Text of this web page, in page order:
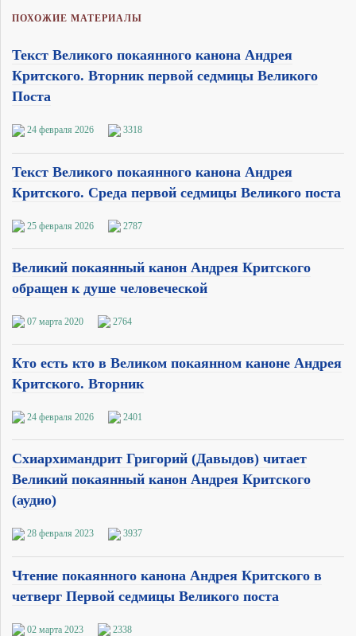
ПОХОЖИЕ МАТЕРИАЛЫ
Текст Великого покаянного канона Андрея
Критского. Вторник первой седмицы Великого
Поста
24 февраля 2026 3318
Текст Великого покаянного канона Андрея
Критского. Среда первой седмицы Великого поста
25 февраля 2026 2787
Великий покаянный канон Андрея Критского
обращен к душе человеческой
07 марта 2020 2764
Кто есть кто в Великом покаянном каноне Андрея
Критского. Вторник
24 февраля 2026 2401
Схиархимандрит Григорий (Давыдов) читает
Великий покаянный канон Андрея Критского
(аудио)
28 февраля 2023 3937
Чтение покаянного канона Андрея Критского в
четверг Первой седмицы Великого поста
02 марта 2023 2338